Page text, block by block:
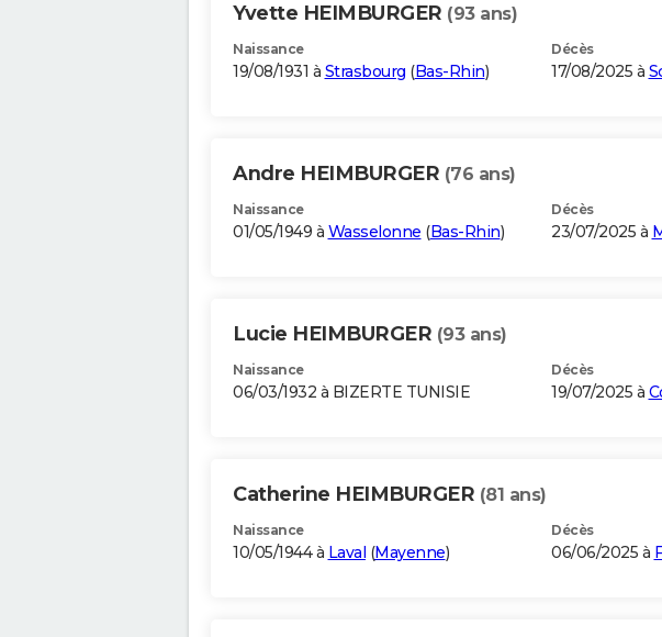
Yvette HEIMBURGER (93 ans)
Naissance
19/08/1931 à Strasbourg (Bas-Rhin)
Décès
17/08/2025 à
Andre HEIMBURGER (76 ans)
Naissance
01/05/1949 à Wasselonne (Bas-Rhin)
Décès
23/07/2025 à
Lucie HEIMBURGER (93 ans)
Naissance
06/03/1932 à BIZERTE TUNISIE
Décès
19/07/2025 à
Catherine HEIMBURGER (81 ans)
Naissance
10/05/1944 à Laval (Mayenne)
Décès
06/06/2025 à